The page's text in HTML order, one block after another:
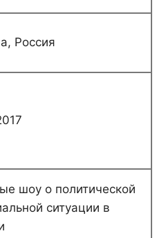
Россия
шоу о политической
ситуации в